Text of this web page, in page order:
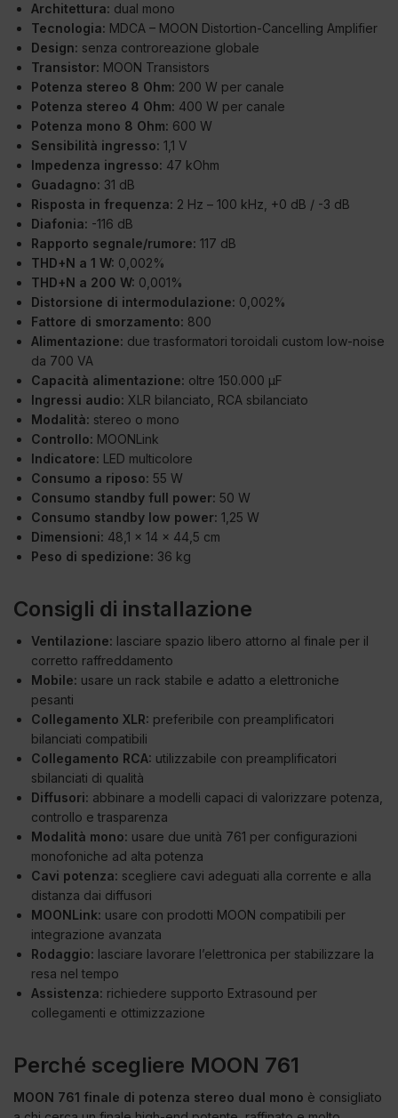
Architettura: dual mono
Tecnologia: MDCA – MOON Distortion-Cancelling Amplifier
Design: senza controreazione globale
Transistor: MOON Transistors
Potenza stereo 8 Ohm: 200 W per canale
Potenza stereo 4 Ohm: 400 W per canale
Potenza mono 8 Ohm: 600 W
Sensibilità ingresso: 1,1 V
Impedenza ingresso: 47 kOhm
Guadagno: 31 dB
Risposta in frequenza: 2 Hz – 100 kHz, +0 dB / -3 dB
Diafonia: -116 dB
Rapporto segnale/rumore: 117 dB
THD+N a 1 W: 0,002%
THD+N a 200 W: 0,001%
Distorsione di intermodulazione: 0,002%
Fattore di smorzamento: 800
Alimentazione: due trasformatori toroidali custom low-noise
da 700 VA
Capacità alimentazione: oltre 150.000 µF
Ingressi audio: XLR bilanciato, RCA sbilanciato
Modalità: stereo o mono
Controllo: MOONLink
Indicatore: LED multicolore
Consumo a riposo: 55 W
Consumo standby full power: 50 W
Consumo standby low power: 1,25 W
Dimensioni: 48,1 x 14 x 44,5 cm
Peso di spedizione: 36 kg
Consigli di installazione
Ventilazione: lasciare spazio libero attorno al finale per il
corretto raffreddamento
Mobile: usare un rack stabile e adatto a elettroniche
pesanti
Collegamento XLR: preferibile con preamplificatori
bilanciati compatibili
Collegamento RCA: utilizzabile con preamplificatori
sbilanciati di qualità
Diffusori: abbinare a modelli capaci di valorizzare potenza,
controllo e trasparenza
Modalità mono: usare due unità 761 per configurazioni
monofoniche ad alta potenza
Cavi potenza: scegliere cavi adeguati alla corrente e alla
distanza dai diffusori
MOONLink: usare con prodotti MOON compatibili per
integrazione avanzata
Rodaggio: lasciare lavorare l’elettronica per stabilizzare la
resa nel tempo
Assistenza: richiedere supporto Extrasound per
collegamenti e ottimizzazione
Perché scegliere MOON 761
MOON 761 finale di potenza stereo dual mono è consigliato